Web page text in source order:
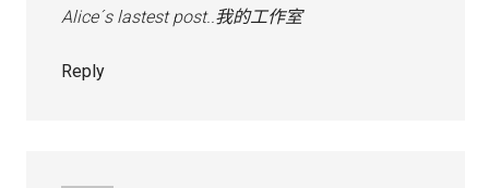
Alice´s lastest post..我的工作室
Reply